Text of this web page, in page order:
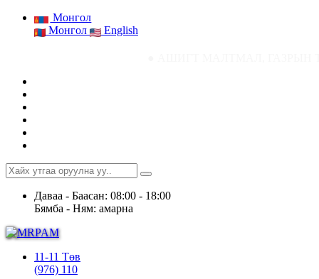
Монгол
Монгол
English
Даваа - Баасан: 08:00 - 18:00
Бямба - Ням: амарна
11-11 Төв
(976) 110